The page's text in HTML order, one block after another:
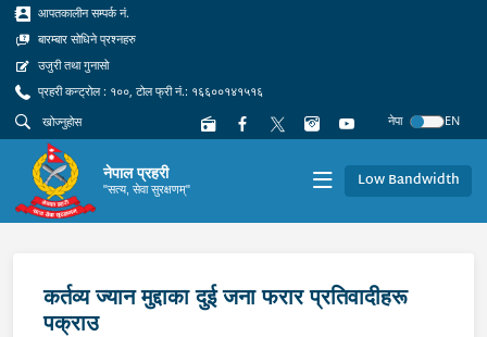
आपतकालीन सम्पर्क नं.
बारम्बार सोधिने प्रश्नहरु
उजुरी तथा गुनासो
प्रहरी कन्ट्रोल : १००, टोल फ्री नं.: १६६००१४१५१६
नेपा
EN
नेपाल प्रहरी
"सत्य, सेवा सुरक्षणम्" Low Bandwidth
कर्तव्य ज्यान मुद्दाका दुई जना फरार प्रतिवादीहरू
पक्राउ